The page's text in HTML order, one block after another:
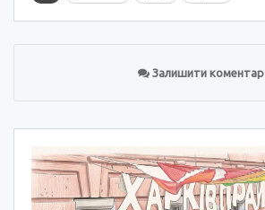
Залишити коментар